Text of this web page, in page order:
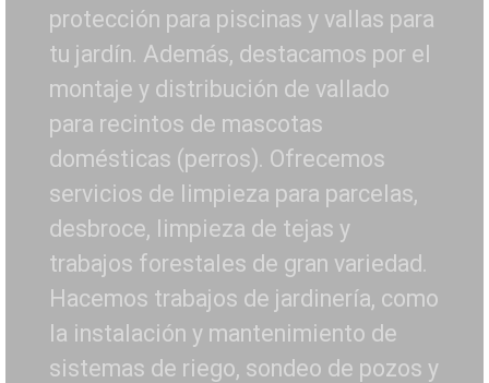
protección para piscinas y vallas para
tu jardín. Además, destacamos por el
montaje y distribución de vallado
para recintos de mascotas
domésticas (perros). Ofrecemos
servicios de limpieza para parcelas,
desbroce, limpieza de tejas y
trabajos forestales de gran variedad.
Hacemos trabajos de jardinería, como
la instalación y mantenimiento de
sistemas de riego, sondeo de pozos y